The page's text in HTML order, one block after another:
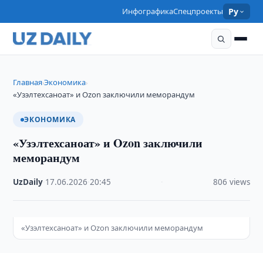
ИнфографикаСпецпроекты Ру
Главная›Экономика›
«Узэлтехсаноат» и Ozon заключили меморандум
ЭКОНОМИКА
«Узэлтехсаноат» и Ozon заключили
меморандум
UzDaily 17.06.2026 ·20:45 806 views
«Узэлтехсаноат» и Ozon заключили меморандум